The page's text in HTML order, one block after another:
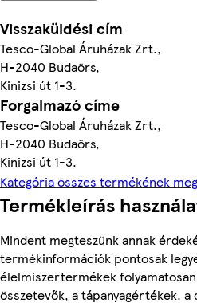
Visszaküldési cím
Tesco-Global Áruházak Zrt.,
H-2040 Budaörs,
Kinizsi út 1-3.
Forgalmazó címe
Tesco-Global Áruházak Zrt.,
H-2040 Budaörs,
Kinizsi út 1-3.
Kategória összes termékének
Termékleírás
Mindent megteszünk annak
termékinformációk pontosak
élelmiszertermékek folyamatosan
összetevők, a tápanyagértékek,